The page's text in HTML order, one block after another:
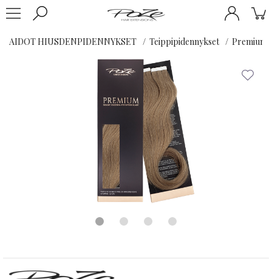
AIDOT HIUSDENPIDENNYKSET Teippipidennykset Premium